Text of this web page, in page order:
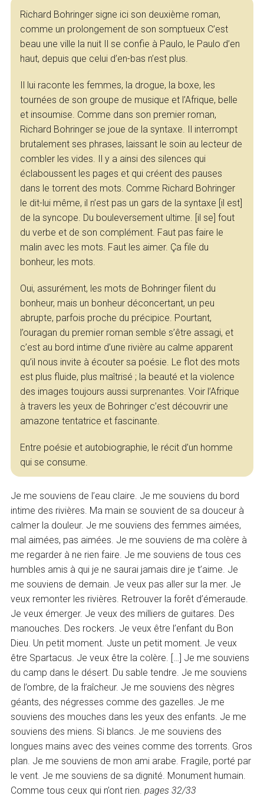
Richard Bohringer signe ici son deuxième roman,
comme un prolongement de son somptueux C’est
beau une ville la nuit Il se confie à Paulo, le Paulo d’en
haut, depuis que celui d’en-bas n’est plus.
Il lui raconte les femmes, la drogue, la boxe, les
tournées de son groupe de musique et l’Afrique, belle
et insoumise. Comme dans son premier roman,
Richard Bohringer se joue de la syntaxe. Il interrompt
brutalement ses phrases, laissant le soin au lecteur de
combler les vides. Il y a ainsi des silences qui
éclaboussent les pages et qui créent des pauses
dans le torrent des mots. Comme Richard Bohringer
le dit-lui même, il n’est pas un gars de la syntaxe [il est]
de la syncope. Du bouleversement ultime. [il se] fout
du verbe et de son complément. Faut pas faire le
malin avec les mots. Faut les aimer. Ça file du
bonheur, les mots.
Oui, assurément, les mots de Bohringer filent du
bonheur, mais un bonheur déconcertant, un peu
abrupte, parfois proche du précipice. Pourtant,
l’ouragan du premier roman semble s’être assagi, et
c’est au bord intime d’une rivière au calme apparent
qu’il nous invite à écouter sa poésie. Le flot des mots
est plus fluide, plus maîtrisé ; la beauté et la violence
des images toujours aussi surprenantes. Voir l’Afrique
à travers les yeux de Bohringer c’est découvrir une
amazone tentatrice et fascinante.
Entre poésie et autobiographie, le récit d’un homme
qui se consume.
Je me souviens de l’eau claire. Je me souviens du bord
intime des rivières. Ma main se souvient de sa douceur à
calmer la douleur. Je me souviens des femmes aimées,
mal aimées, pas aimées. Je me souviens de ma colère à
me regarder à ne rien faire. Je me souviens de tous ces
humbles amis à qui je ne saurai jamais dire je t’aime. Je
me souviens de demain. Je veux pas aller sur la mer. Je
veux remonter les rivières. Retrouver la forêt d’émeraude.
Je veux émerger. Je veux des milliers de guitares. Des
manouches. Des rockers. Je veux être l’enfant du Bon
Dieu. Un petit moment. Juste un petit moment. Je veux
être Spartacus. Je veux être la colère. […] Je me souviens
du camp dans le désert. Du sable tendre. Je me souviens
de l’ombre, de la fraîcheur. Je me souviens des nègres
géants, des négresses comme des gazelles. Je me
souviens des mouches dans les yeux des enfants. Je me
souviens des miens. Si blancs. Je me souviens des
longues mains avec des veines comme des torrents. Gros
plan. Je me souviens de mon ami arabe. Fragile, porté par
le vent. Je me souviens de sa dignité. Monument humain.
Comme tous ceux qui n’ont rien.pages 32/33